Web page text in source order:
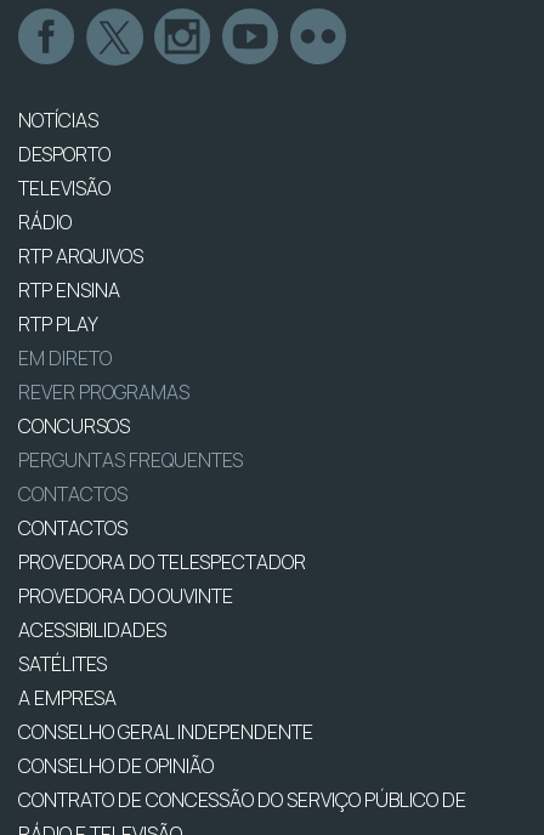
NOTÍCIAS
DESPORTO
TELEVISÃO
RÁDIO
RTP ARQUIVOS
RTP ENSINA
RTP PLAY
EM DIRETO
REVER PROGRAMAS
CONCURSOS
PERGUNTAS FREQUENTES
CONTACTOS
CONTACTOS
PROVEDORA DO TELESPECTADOR
PROVEDORA DO OUVINTE
ACESSIBILIDADES
SATÉLITES
A EMPRESA
CONSELHO GERAL INDEPENDENTE
CONSELHO DE OPINIÃO
CONTRATO DE CONCESSÃO DO SERVIÇO PÚBLICO DE